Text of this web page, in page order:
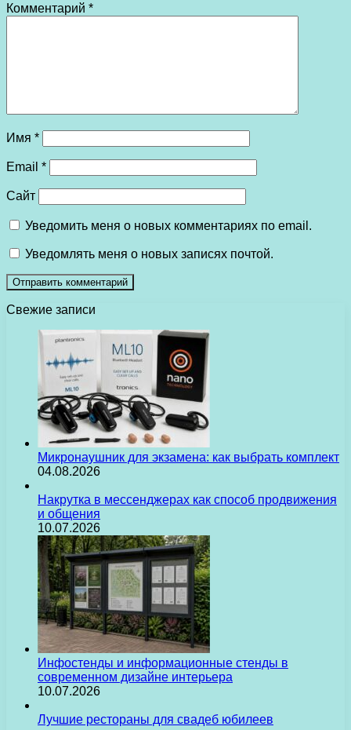
Комментарий *
Имя *
Email *
Сайт
Уведомить меня о новых комментариях по email.
Уведомлять меня о новых записях почтой.
Свежие записи
Микронаушник для экзамена: как выбрать комплект
04.08.2026
Накрутка в мессенджерах как способ продвижения
и общения
10.07.2026
Инфостенды и информационные стенды в
современном дизайне интерьера
10.07.2026
Лучшие рестораны для свадеб юбилеев